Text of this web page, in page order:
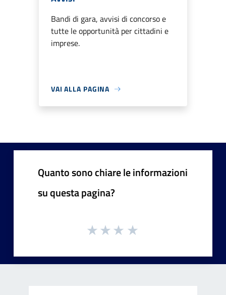
Bandi di gara, avvisi di concorso e
tutte le opportunità per cittadini e
imprese.
VAI ALLA PAGINA
Quanto sono chiare le informazioni
su questa pagina?